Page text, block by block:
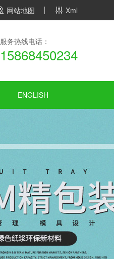
Xml
网站地图
服务热线电话：
15868450234
ENGLISH